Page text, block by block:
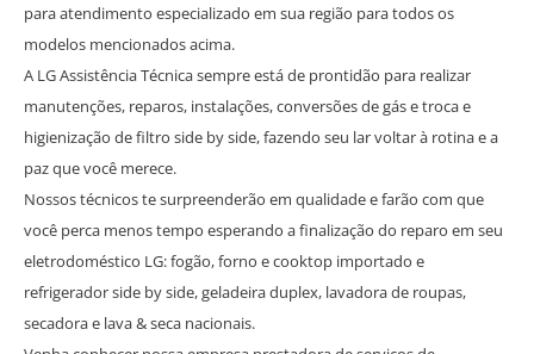
para atendimento especializado em sua região para todos os
modelos mencionados acima.
A LG Assistência Técnica sempre está de prontidão para realizar
manutenções, reparos, instalações, conversões de gás e troca e
higienização de filtro side by side, fazendo seu lar voltar à rotina e a
paz que você merece.
Nossos técnicos te surpreenderão em qualidade e farão com que
você perca menos tempo esperando a finalização do reparo em seu
eletrodoméstico LG: fogão, forno e cooktop importado e
refrigerador side by side, geladeira duplex, lavadora de roupas,
secadora e lava & seca nacionais.